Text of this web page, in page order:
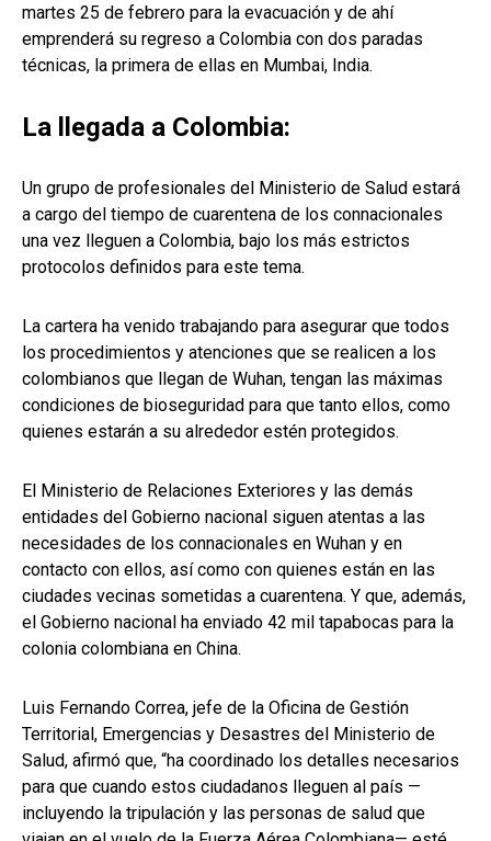
martes 25 de febrero para la evacuación y de ahí
emprenderá su regreso a Colombia con dos paradas
técnicas, la primera de ellas en Mumbai, India.
La llegada a Colombia:
Un grupo de profesionales del Ministerio de Salud estará
a cargo del tiempo de cuarentena de los connacionales
una vez lleguen a Colombia, bajo los más estrictos
protocolos definidos para este tema.
La cartera ha venido trabajando para asegurar que todos
los procedimientos y atenciones que se realicen a los
colombianos que llegan de Wuhan, tengan las máximas
condiciones de bioseguridad para que tanto ellos, como
quienes estarán a su alrededor estén protegidos.
El Ministerio de Relaciones Exteriores y las demás
entidades del Gobierno nacional siguen atentas a las
necesidades de los connacionales en Wuhan y en
contacto con ellos, así como con quienes están en las
ciudades vecinas sometidas a cuarentena. Y que, además,
el Gobierno nacional ha enviado 42 mil tapabocas para la
colonia colombiana en China.
Luis Fernando Correa, jefe de la Oficina de Gestión
Territorial, Emergencias y Desastres del Ministerio de
Salud, afirmó que, “ha coordinado los detalles necesarios
para que cuando estos ciudadanos lleguen al país —
incluyendo la tripulación y las personas de salud que